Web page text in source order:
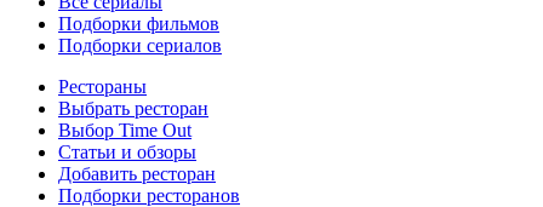
Подборки фильмов
Подборки сериалов
Рестораны
Выбрать ресторан
Выбор Time Out
Статьи и обзоры
Добавить ресторан
Подборки ресторанов